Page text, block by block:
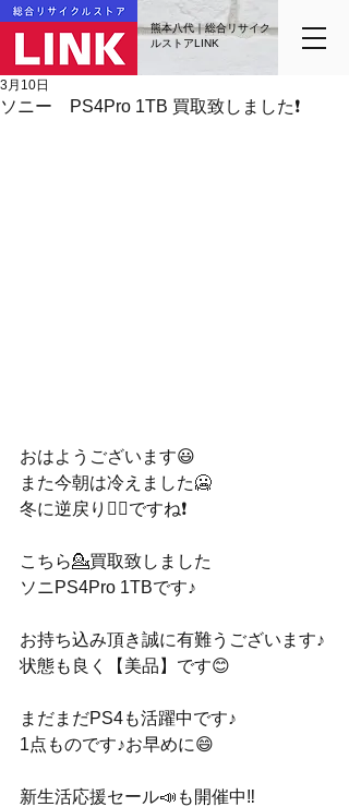
熊本八代｜総合リサイク
ルストアLINK
ソニー PS4Pro 1TB 買取致しました❗️
3月10日
おはようございます😃
また今朝は冷えました🥶
冬に逆戻り🪾？ですね❗️
こちら💁買取致しました
ソニPS4Pro 1TBです♪
お持ち込み頂き誠に有難うございます♪
状態も良く【美品】です😊
まだまだPS4も活躍中です♪
1点ものです♪お早めに😄
新生活応援セール📣も開催中‼️